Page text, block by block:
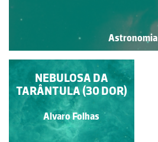
Astronomia
NEBULOSA DA ÁGUIA
Alvaro Folhas
NEBULOSA DA
TARÂNTULA (30 DOR)
Alvaro Folhas